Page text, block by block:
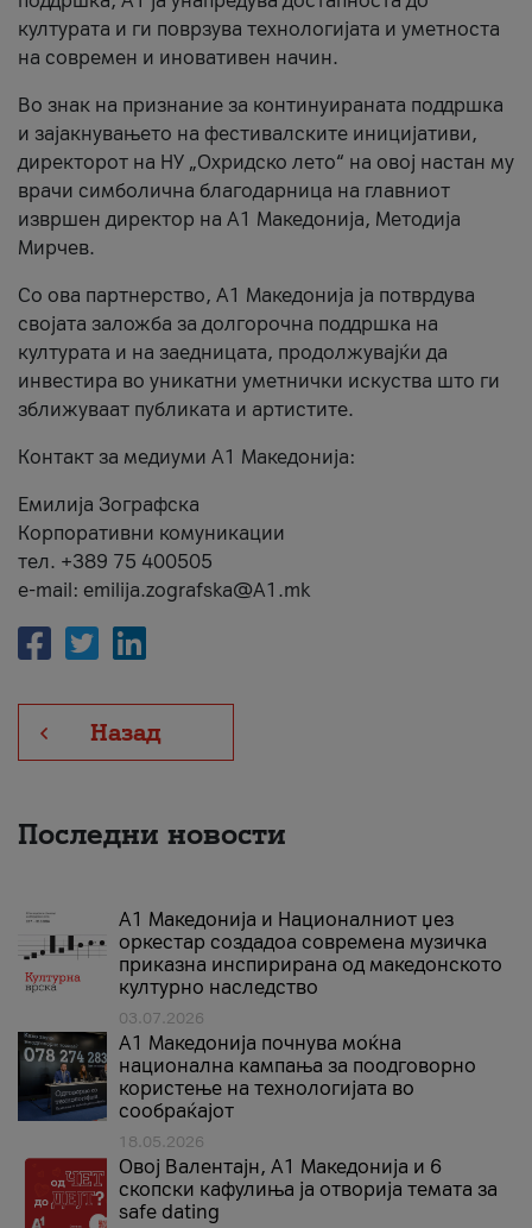
културата и ги поврзува технологијата и уметноста
на современ и иновативен начин.
Во знак на признание за континуираната поддршка
и зајакнувањето на фестивалските иницијативи,
директорот на НУ „Охридско лето“ на овој настан му
врачи симболична благодарница на главниот
извршен директор на A1 Македонија, Методија
Мирчев.
Со ова партнерство, A1 Македонија ја потврдува
својата заложба за долгорочна поддршка на
културата и на заедницата, продолжувајќи да
инвестира во уникатни уметнички искуства што ги
зближуваат публиката и артистите.
Контакт за медиуми А1 Македонија:
Емилија Зографска
Корпоративни комуникации
тел. +389 75 400505
e-mail: emilija.zografska@A1.mk
Назад
Последни новости
А1 Македонија и Националниот џез
оркестар создадоа современа музичка
приказна инспирирана од македонското
културно наследство
03.07.2026
A1 Македонија почнува моќна
национална кампања за поодговорно
користење на технологијата во
сообраќајот
18.05.2026
Овој Валентајн, A1 Македонија и 6
скопски кафулиња ја отворија темата за
safe dating